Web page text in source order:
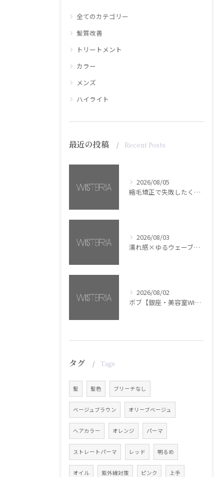
全てのカテゴリー
髪質改善
トリートメント
カラー
メンズ
ハイライト
最近の投稿 Recent Posts
2026/08/05
縮毛矯正で失敗したくない方へ【銀座・美容室WISTERIA】
2026/08/03
濡れ感×ゆるウェーブミディアム【銀座・美容室WISTERIA】
2026/08/02
ボブ【銀座・美容室WISTERIA】
タグ Tags
髪 髪色 ブリーチなし
ベージュブラウン オリーブベージュ
ヘアカラー オレンジ パーマ
ストレートパーマ レッド 明るめ
オイル 紫外線対策 ピンク 上手